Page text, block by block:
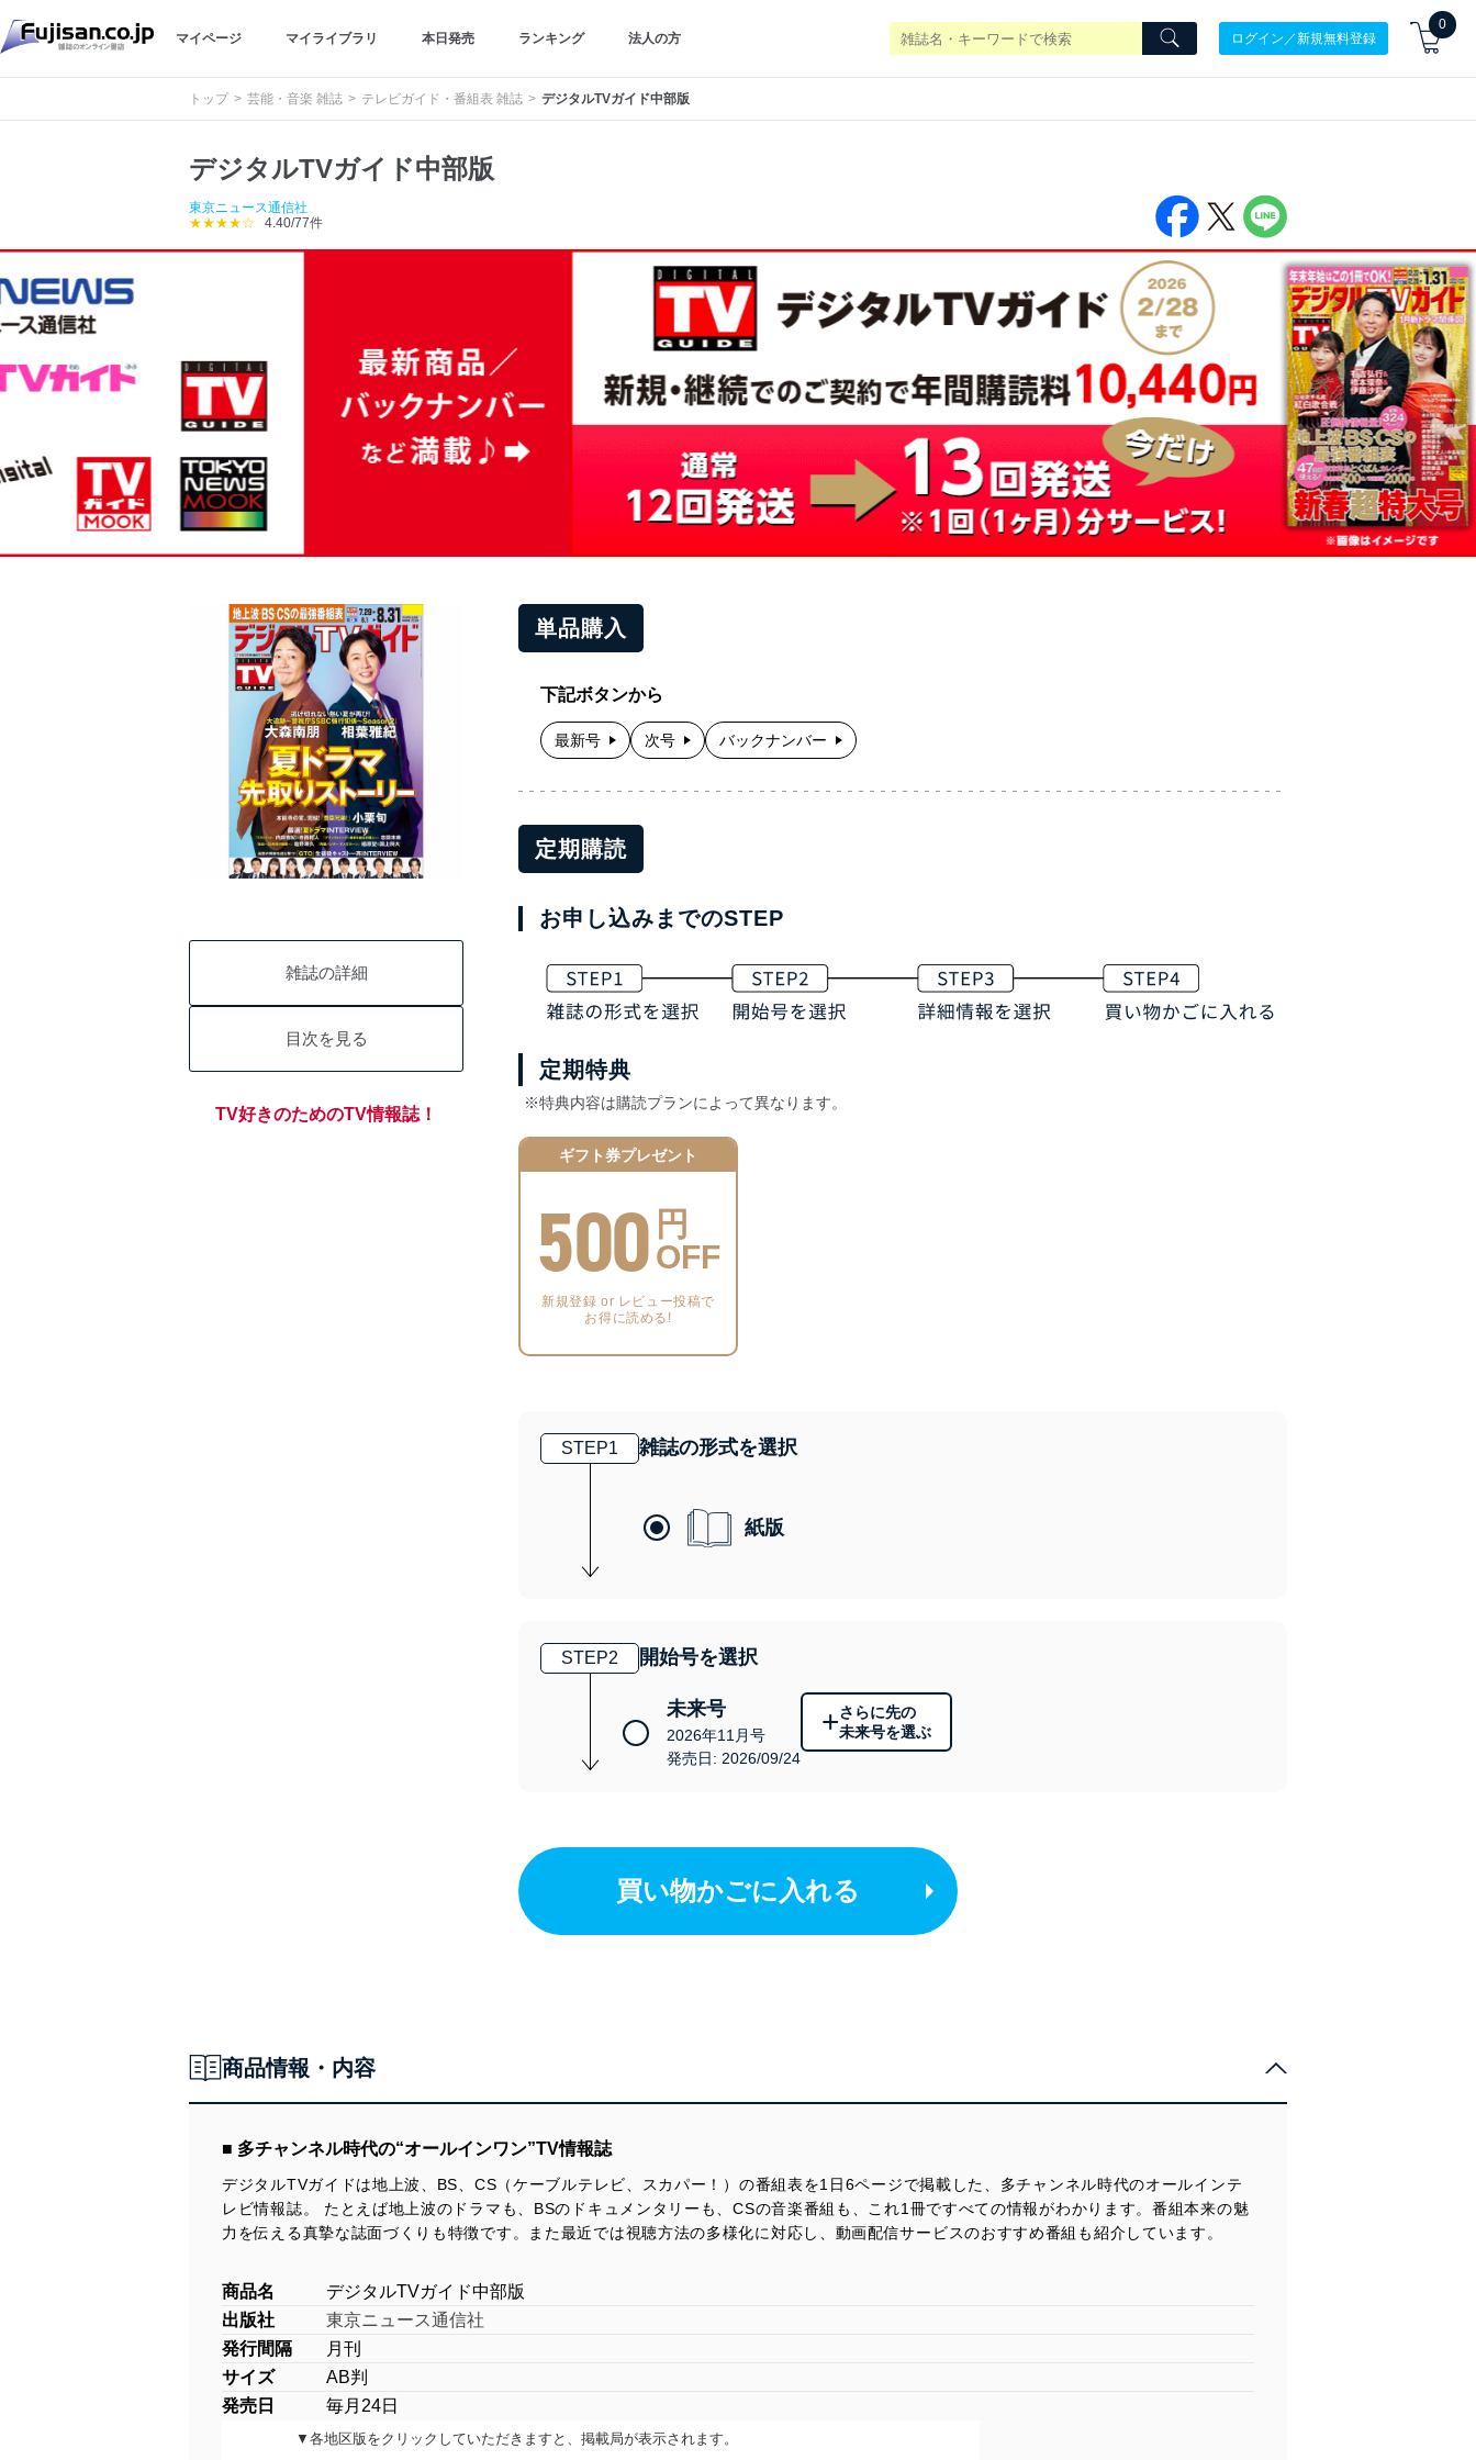
マイページ マイライブラリ 本日発売 ランキング 法人の方 ログイン／新規無料登録
0
トップ 芸能・音楽 雑誌 テレビガイド・番組表 雑誌 デジタルTVガイド中部版
デジタルTVガイド中部版
東京ニュース通信社
★★★★☆
4.40/77件
雑誌の詳細
目次を見る
TV好きのためのTV情報誌！
単品購入
下記ボタンから
最新号 次号 バックナンバー
定期購読
お申し込みまでのSTEP
定期特典
※特典内容は購読プランによって異なります。
ギフト券プレゼント
500 円
OFF
新規登録 or レビュー投稿で
お得に読める!
STEP1 雑誌の形式を選択
紙版
STEP2 開始号を選択
未来号
2026年11月号
発売日: 2026/09/24
+さらに先の
未来号を選ぶ
買い物かごに入れる
商品情報・内容
■ 多チャンネル時代の“オールインワン”TV情報誌
デジタルTVガイドは地上波、BS、CS（ケーブルテレビ、スカパー！）の番組表を1日6ページで掲載した、多チャンネル時代のオールインテ
レビ情報誌。 たとえば地上波のドラマも、BSのドキュメンタリーも、CSの音楽番組も、これ1冊ですべての情報がわかります。番組本来の魅
力を伝える真摯な誌面づくりも特徴です。また最近では視聴方法の多様化に対応し、動画配信サービスのおすすめ番組も紹介しています。
商品名
デジタルTVガイド中部版
出版社
東京ニュース通信社
発行間隔
月刊
サイズ
AB判
発売日
毎月24日
▼各地区版をクリックしていただきますと、掲載局が表示されます。